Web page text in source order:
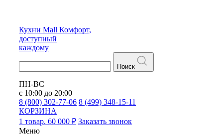
Кухни Mall Комфорт,
доступный
каждому
Поиск
ПН-ВС
с 10:00 до 20:00
8 (800) 302-77-06 8 (499) 348-15-11
КОРЗИНА
1 товар. 60 000 ₽ Заказать звонок
Меню